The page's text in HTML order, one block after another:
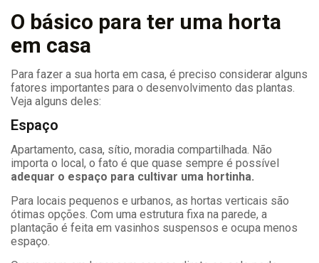
O básico para ter uma horta
em casa
Para fazer a sua horta em casa, é preciso considerar alguns
fatores importantes para o desenvolvimento das plantas.
Veja alguns deles:
Espaço
Apartamento, casa, sítio, moradia compartilhada. Não
importa o local, o fato é que quase sempre é possível
adequar o espaço para cultivar uma hortinha.
Para locais pequenos e urbanos, as hortas verticais são
ótimas opções. Com uma estrutura fixa na parede, a
plantação é feita em vasinhos suspensos e ocupa menos
espaço.